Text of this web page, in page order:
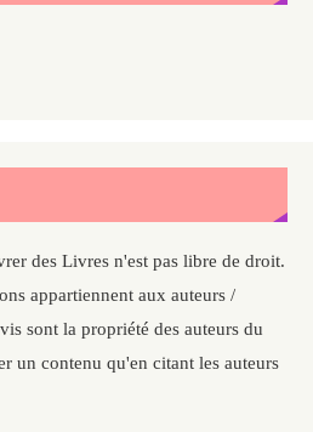
des Livres n'est pas libre de droit.
appartiennent aux auteurs /
sont la propriété des auteurs du
un contenu qu'en citant les auteurs